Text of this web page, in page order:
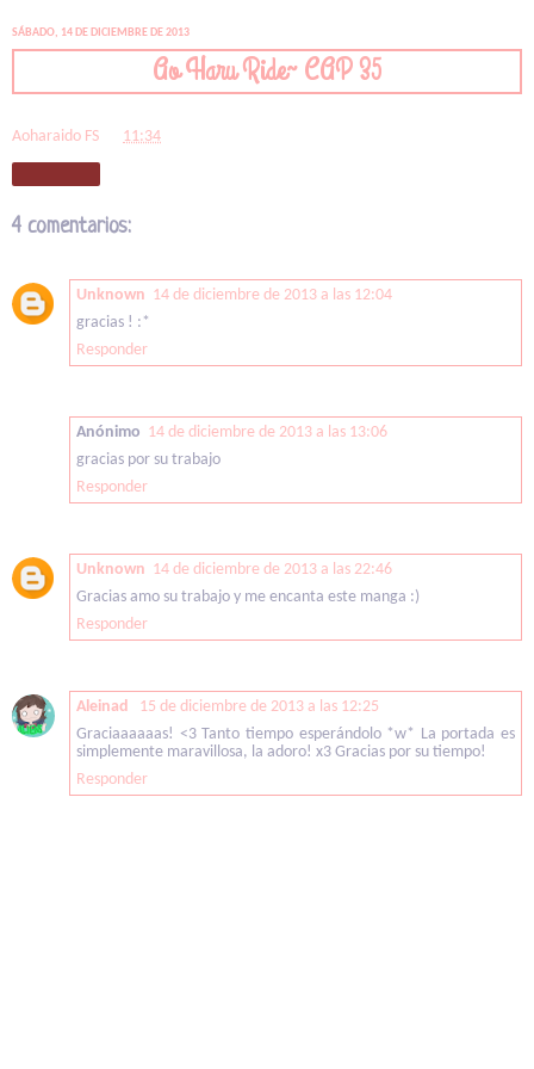
SÁBADO, 14 DE DICIEMBRE DE 2013
Ao Haru Ride~ CAP 35
Aoharaido FS 11:34
4 comentarios:
Unknown 14 de diciembre de 2013 a las 12:04
gracias ! :*
Responder
Anónimo 14 de diciembre de 2013 a las 13:06
gracias por su trabajo
Responder
Unknown 14 de diciembre de 2013 a las 22:46
Gracias amo su trabajo y me encanta este manga :)
Responder
Aleinad
15 de diciembre de 2013 a las 12:25
Graciaaaaaas! <3 Tanto tiempo esperándolo *w* La portada es
simplemente maravillosa, la adoro! x3 Gracias por su tiempo!
Responder